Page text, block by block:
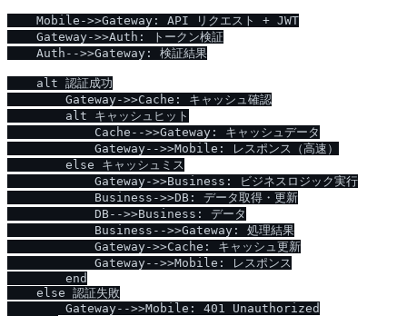
    Mobile->>Gateway: API リクエスト + JWT
    Gateway->>Auth: トークン検証
    Auth-->>Gateway: 検証結果
    alt 認証成功
        Gateway->>Cache: キャッシュ確認
        alt キャッシュヒット
            Cache-->>Gateway: キャッシュデータ
            Gateway-->>Mobile: レスポンス（高速）
        else キャッシュミス
            Gateway->>Business: ビジネスロジック実行
            Business->>DB: データ取得・更新
            DB-->>Business: データ
            Business-->>Gateway: 処理結果
            Gateway->>Cache: キャッシュ更新
            Gateway-->>Mobile: レスポンス
        end
    else 認証失敗
        Gateway-->>Mobile: 401 Unauthorized